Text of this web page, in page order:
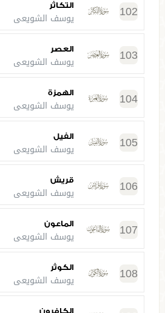
102 التكاثر
يوسف الشويعي
103 العصر
يوسف الشويعي
104 الهمزة
يوسف الشويعي
105 الفيل
يوسف الشويعي
106 قريش
يوسف الشويعي
107 الماعون
يوسف الشويعي
108 الكوثر
يوسف الشويعي
الكافرون